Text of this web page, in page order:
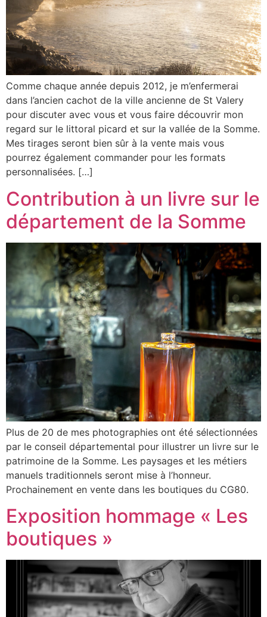
Comme chaque année depuis 2012, je m’enfermerai
dans l’ancien cachot de la ville ancienne de St Valery
pour discuter avec vous et vous faire découvrir mon
regard sur le littoral picard et sur la vallée de la Somme.
Mes tirages seront bien sûr à la vente mais vous
pourrez également commander pour les formats
personnalisées. […]
Contribution à un livre sur le
département de la Somme
Plus de 20 de mes photographies ont été sélectionnées
par le conseil départemental pour illustrer un livre sur le
patrimoine de la Somme. Les paysages et les métiers
manuels traditionnels seront mise à l’honneur.
Prochainement en vente dans les boutiques du CG80.
Exposition hommage « Les
boutiques »